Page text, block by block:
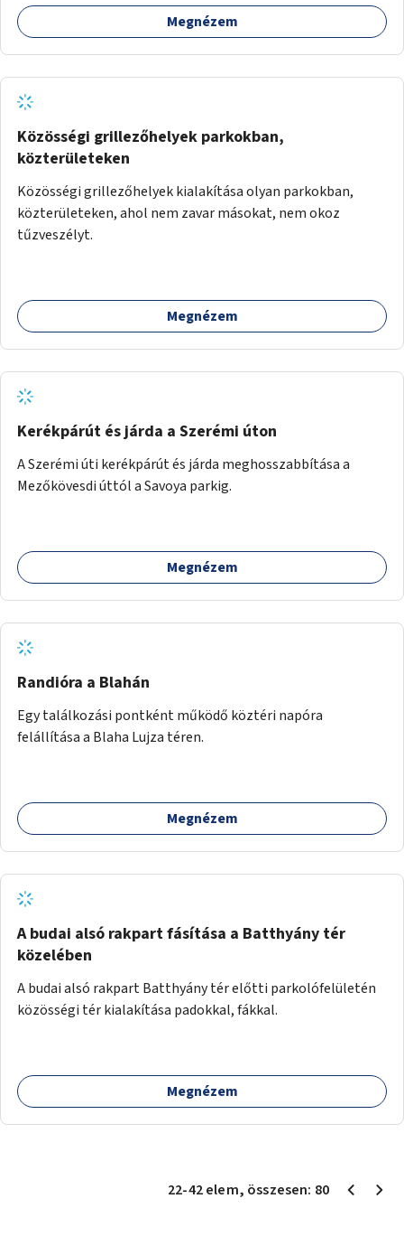
Megnézem
Közösségi grillezőhelyek parkokban,
közterületeken
Közösségi grillezőhelyek kialakítása olyan parkokban,
közterületeken, ahol nem zavar másokat, nem okoz
tűzveszélyt.
Megnézem
Kerékpárút és járda a Szerémi úton
A Szerémi úti kerékpárút és járda meghosszabbítása a
Mezőkövesdi úttól a Savoya parkig.
Megnézem
Randióra a Blahán
Egy találkozási pontként működő köztéri napóra
felállítása a Blaha Lujza téren.
Megnézem
A budai alsó rakpart fásítása a Batthyány tér
közelében
A budai alsó rakpart Batthyány tér előtti parkolófelületén
közösségi tér kialakítása padokkal, fákkal.
Megnézem
22-42elem, összesen: 80